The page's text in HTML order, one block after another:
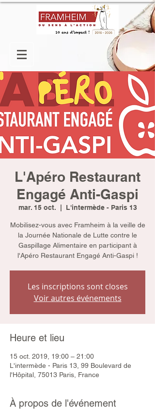
L'Apéro Restaurant
Engagé Anti-Gaspi
mar. 15 oct. L'intermède - Paris 13
Mobilisez-vous avec Framheim à la veille de
la Journée Nationale de Lutte contre le
Gaspillage Alimentaire en participant à
l'Apéro Restaurant Engagé Anti-Gaspi !
Les inscriptions sont closes
Voir autres événements
Heure et lieu
15 oct. 2019, 19:00 – 21:00
L'intermède - Paris 13, 99 Boulevard de
l'Hôpital, 75013 Paris, France
À propos de l'événement